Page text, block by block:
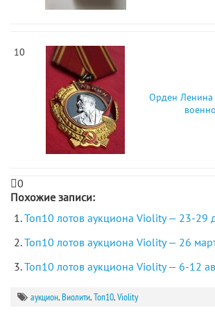
10
Орден
0
Похожие записи:
Топ10 лотов аукциона Violity — 23-29
Топ10 лотов аукциона Violity — 26
Топ10 лотов аукциона Violity — 6-12
аукцион,Виолити,Топ10,Violity